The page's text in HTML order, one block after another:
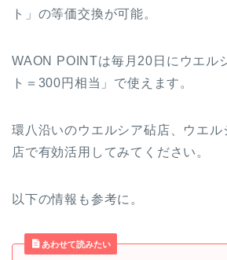
ト」の等価交換が可能。
WAON POINTは毎月20日にウエル
ト＝300円相当」で使えます。
環八沿いのウエルシア砧店、ウエル
店で有効活用してみてください。
以下の情報も参考に。
あわせて読みたい